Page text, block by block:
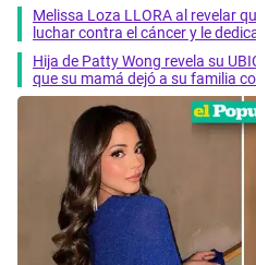
Melissa Loza LLORA al revelar
luchar contra el cáncer y le
Hija de Patty Wong revela su
que su mamá dejó a su familia